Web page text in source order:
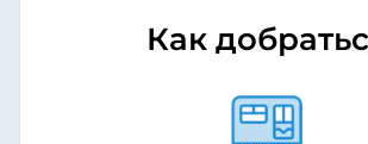
Как